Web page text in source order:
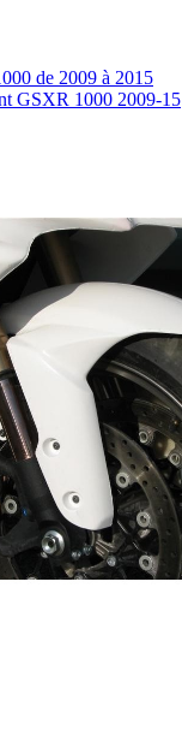
de 2009 à 2015
GSXR 1000 2009-15